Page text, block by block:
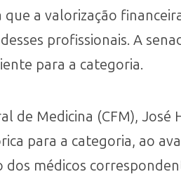
a valorização
profissionais. A
para a categoria.
de Medicina (CFM),
para a categoria, ao
médicos